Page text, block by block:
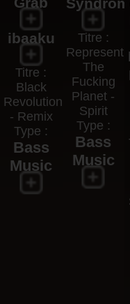
ibaaku
Titre :
Black
Revolution
- Remix
Type :
Bass
Music
Titre :
Represent
The
Fucking
Planet -
Spirit
Type :
Bass
Music